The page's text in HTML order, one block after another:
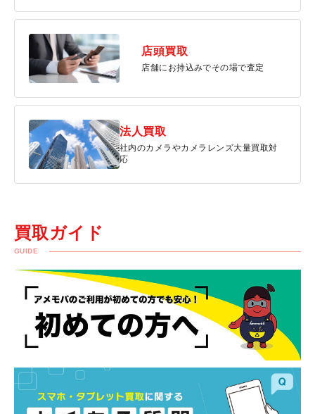
店頭買取
店舗にお持込みでその場で査定
法人買取
社内のカメラやカメラレンズ大量買取対
応
買取ガイド
GUIDE